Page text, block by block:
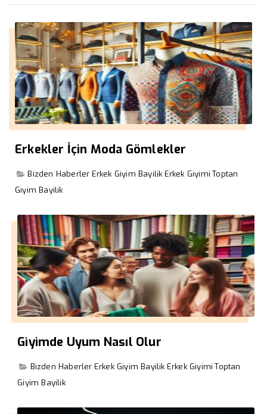
Erkekler İçin Moda Gömlekler
Bizden Haberler Erkek Giyim Bayilik Erkek Giyimi Toptan
Giyim Bayilik
Giyimde Uyum Nasıl Olur
Bizden Haberler Erkek Giyim Bayilik Erkek Giyimi Toptan
Giyim Bayilik